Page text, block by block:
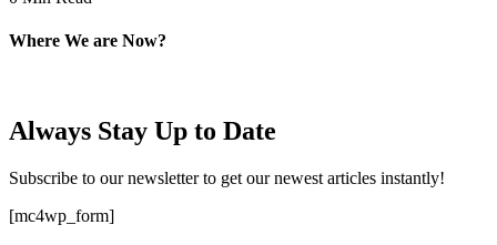
Where We are Now?
Always Stay Up to Date
Subscribe to our newsletter to get our newest articles instantly!
[mc4wp_form]